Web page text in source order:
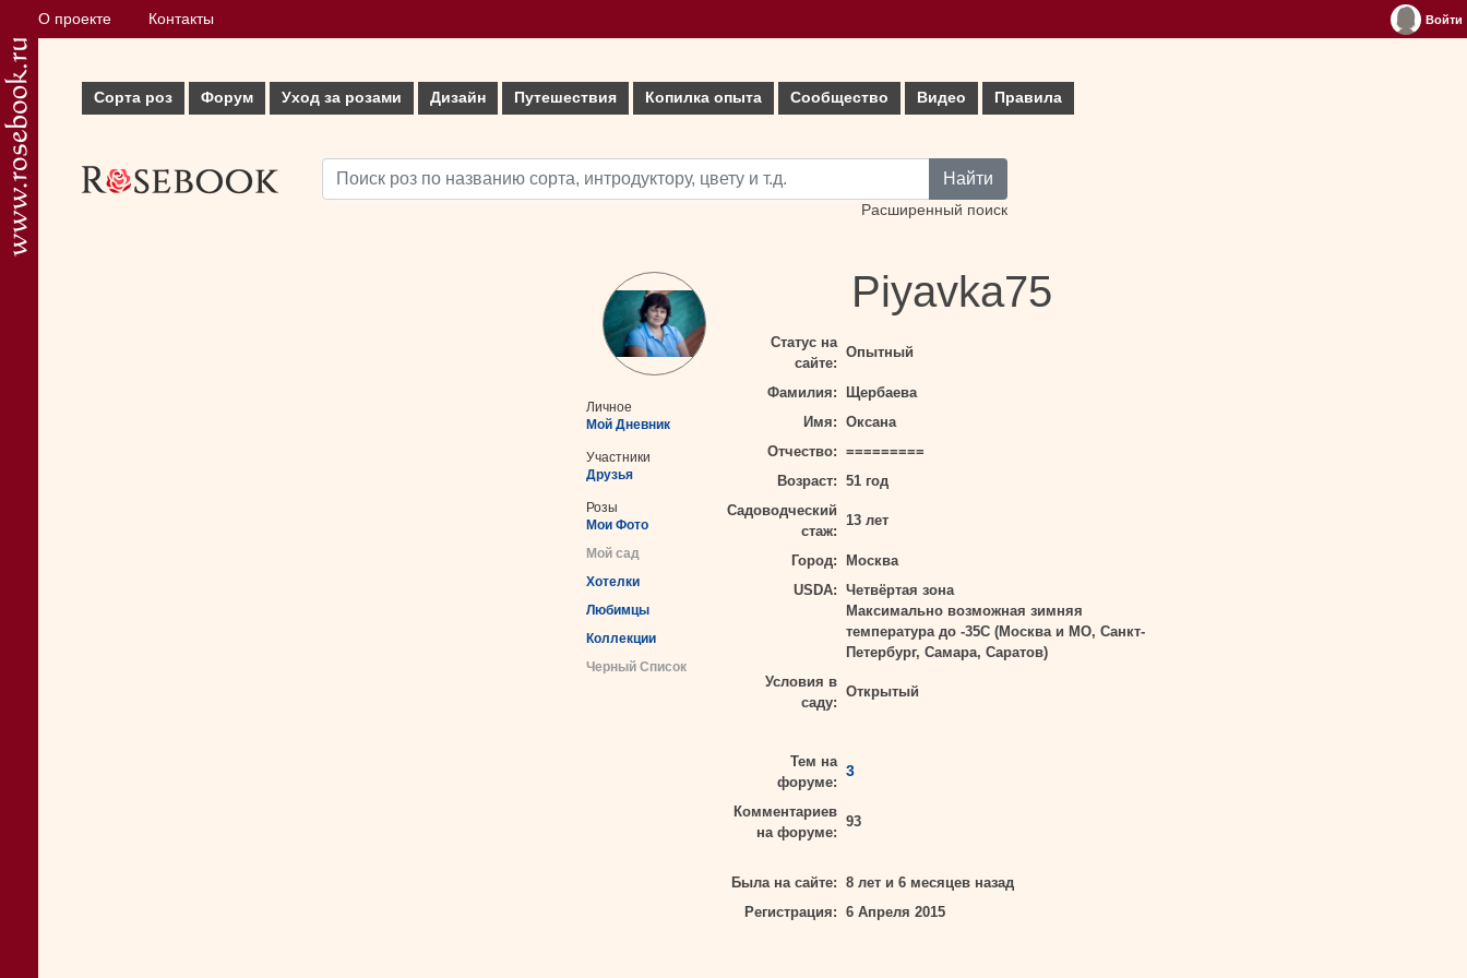
О проекте Контакты Войти
Сорта роз Форум Уход за розами Дизайн Путешествия Копилка опыта Сообщество Видео Правила
Найти
Расширенный поиск
Личное
Мой Дневник
Участники
Друзья
Розы
Мои Фото
Мой сад
Хотелки
Любимцы
Коллекции
Черный Список
Piyavka75
Статус на
сайте:
Опытный
Фамилия:
Щербаева
Имя: Оксана
Отчество: =========
Возраст: 51 год
Садоводческий
стаж:
13 лет
Город:
Москва
USDA: Четвёртая зона
Максимально возможная зимняя
температура до -35С (Москва и МО, Санкт-
Петербург, Самара, Саратов)
Условия в
саду:
Открытый
Тем на
форуме:
3
Комментариев
на форуме:
93
Была на сайте: 8 лет и 6 месяцев назад
Регистрация: 6 Апреля 2015